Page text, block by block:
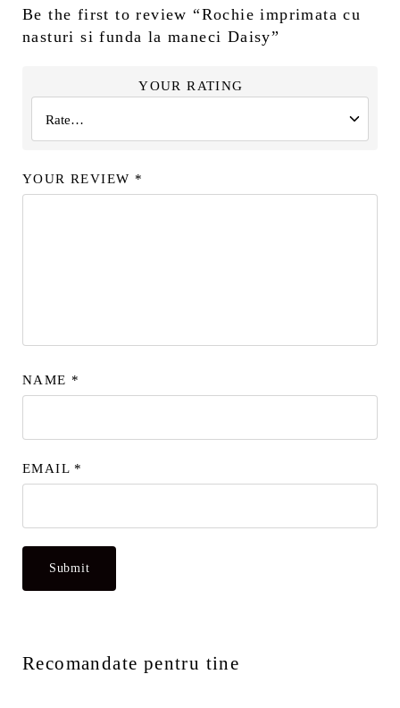
Be the first to review “Rochie imprimata cu
nasturi si funda la maneci Daisy”
YOUR RATING
YOUR REVIEW *
NAME *
EMAIL *
Recomandate pentru tine